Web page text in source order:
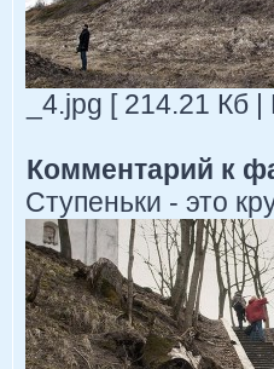
_4.jpg [ 214.21 Кб
Комментарий к
Ступеньки - это